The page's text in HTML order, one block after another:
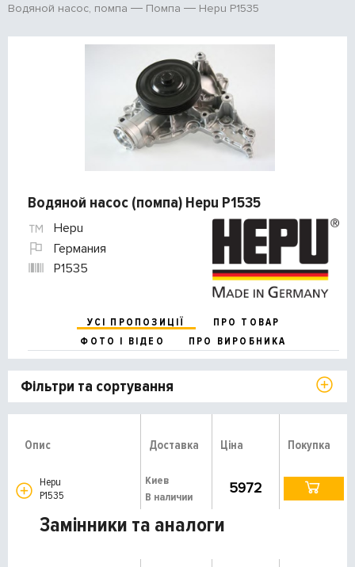
Водяной насос, помпа
Помпа Hepu P1535
Водяной насос (помпа) Hepu P1535
Hepu
Германия
P1535
УСІ ПРОПОЗИЦІЇ
ПРО ТОВАР
ФОТО І ВІДЕО
ПРО ВИРОБНИКА
Фільтри та сортування
Опис Доставка Ціна Покупка
Hepu
P1535
Киев
В наличии
5972
Замінники та аналоги